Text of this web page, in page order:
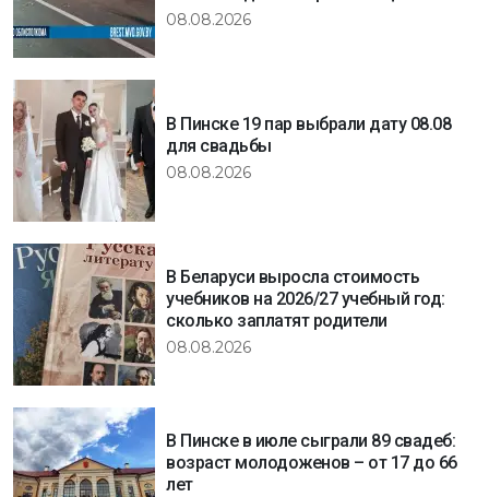
08.08.2026
В Пинске 19 пар выбрали дату 08.08
для свадьбы
08.08.2026
В Беларуси выросла стоимость
учебников на 2026/27 учебный год:
сколько заплатят родители
08.08.2026
В Пинске в июле сыграли 89 свадеб:
возраст молодоженов – от 17 до 66
лет